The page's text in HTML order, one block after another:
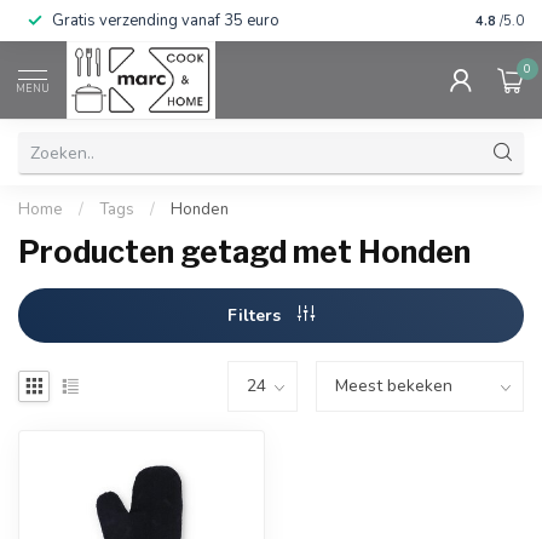
Gratis verzending vanaf 35 euro 4.8 /5.0
MENU
0
Home / Tags / Honden
Producten getagd met Honden
Filters